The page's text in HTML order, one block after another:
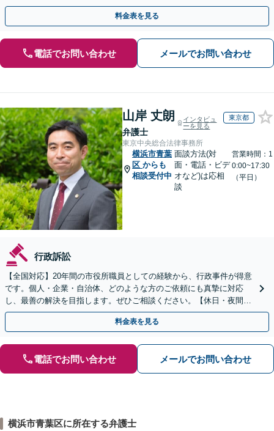
料】
料金表を見る
電話でお問い合わせ メールでお問い合わせ
山岸 丈朗
弁護士
インタビュ
ーを見る
東京都
東京中央総合法律事務所
横浜市青葉
区 からも
相談受付中
面談方法(対
面・電話・ビデ
オなど)は応相
談
営業時間：1
0:00~17:30
（平日）
行政訴訟
【全国対応】20年間の市役所職員としての経験から、行政事件が得意
です。個人・企業・自治体、どのような方のご依頼にも真摯に対応
し、最善の解決を目指します。ぜひご相談ください。【休日・夜間相
談可】【ビデオ面談可】【銀座駅1分】
料金表を見る
電話でお問い合わせ メールでお問い合わせ
横浜市青葉区に所在する弁護士